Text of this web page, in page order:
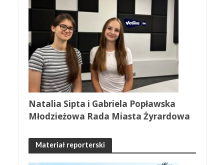
Natalia Sipta i Gabriela Popławska
Młodzieżowa Rada Miasta Żyrardowa
Materiał reporterski